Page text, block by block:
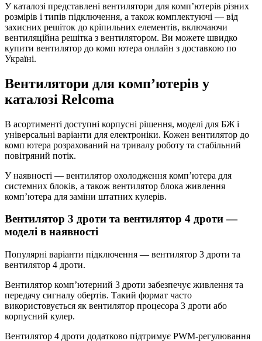
У каталозі представлені вентилятори для комп’ютерів різних
розмірів і типів підключення, а також комплектуючі — від
захисних решіток до кріпильних елементів, включаючи
вентиляційна решітка з вентилятором. Ви можете швидко
купити вентилятор до комп ютера онлайн з доставкою по
Україні.
Вентилятори для комп’ютерів у
каталозі Relcoma
В асортименті доступні корпусні рішення, моделі для БЖ і
універсальні варіанти для електроніки. Кожен вентилятор до
комп ютера розрахований на тривалу роботу та стабільний
повітряний потік.
У наявності — вентилятор охолодження комп’ютера для
системних блоків, а також вентилятор блока живлення
комп’ютера для заміни штатних кулерів.
Вентилятор 3 дроти та вентилятор 4 дроти —
моделі в наявності
Популярні варіанти підключення — вентилятор 3 дроти та
вентилятор 4 дроти.
Вентилятор комп’ютерний 3 дроти забезпечує живлення та
передачу сигналу обертів. Такий формат часто
використовується як вентилятор процесора 3 дроти або
корпусний кулер.
Вентилятор 4 дроти додатково підтримує PWM-регулювання